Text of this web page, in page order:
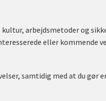
arbejdsmetoder og
eller kommende
samtidig med at du gør